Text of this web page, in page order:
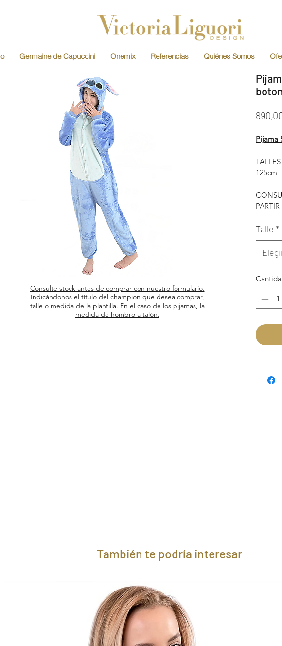
Germaine de Capuccini Onemix Referencias Quiénes Somos
Consulte stock antes de comprar con nuestro formulario.
Indicándonos el título del champion que desea comprar,
talle o medida de la plantilla. En el caso de los pijamas, la
medida de hombro a talón.
Pijama
125cm
S
L
del
Talle *
También te podría interesar